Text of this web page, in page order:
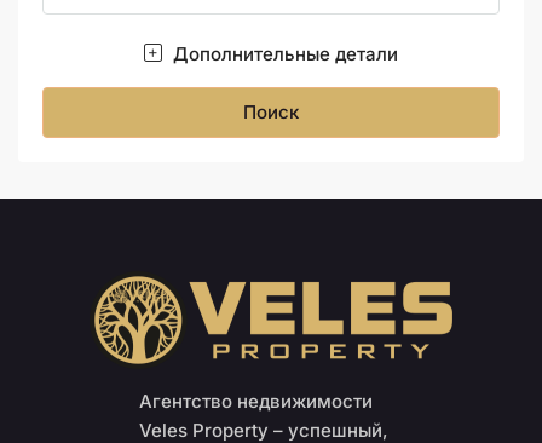
Дополнительные детали
Поиск
Агентство недвижимости
Veles Property – успешный,